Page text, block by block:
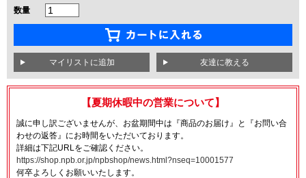
数量
友達に教える
【夏期休暇中の営業について】
誠に申し訳ございませんが、お盆期間中は『商品のお届け』と『お問い合
わせの返答』にお時間をいただいております。
詳細は下記URLをご確認ください。
https://shop.npb.or.jp/npbshop/news.html?nseq=10001577
何卒よろしくお願いいたします。